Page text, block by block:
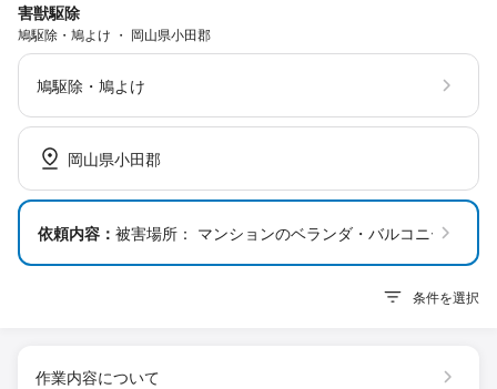
害獣駆除
鳩駆除・鳩よけ ・ 岡山県小田郡
鳩駆除・鳩よけ
岡山県小田郡
依頼内容： 被害場所： マンションのベランダ・バルコニー1箇所
条件を選択
作業内容について